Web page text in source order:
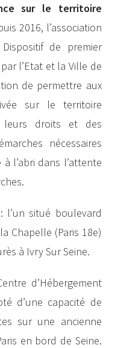
sur le territoire
2016, l’association
de premier
l’Etat et la Ville de
de permettre aux
sur le territoire
leurs droits et des
nécessaires
l’abri dans l’attente
situé boulevard
Chapelle (Paris 18e)
à Ivry Sur Seine.
d’Hébergement
d’une capacité de
sur une ancienne
en bord de Seine.